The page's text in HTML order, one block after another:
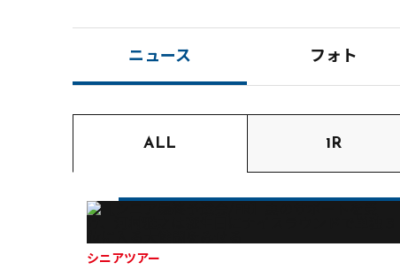
ニュース フォト
ALL 1R
シニアツアー